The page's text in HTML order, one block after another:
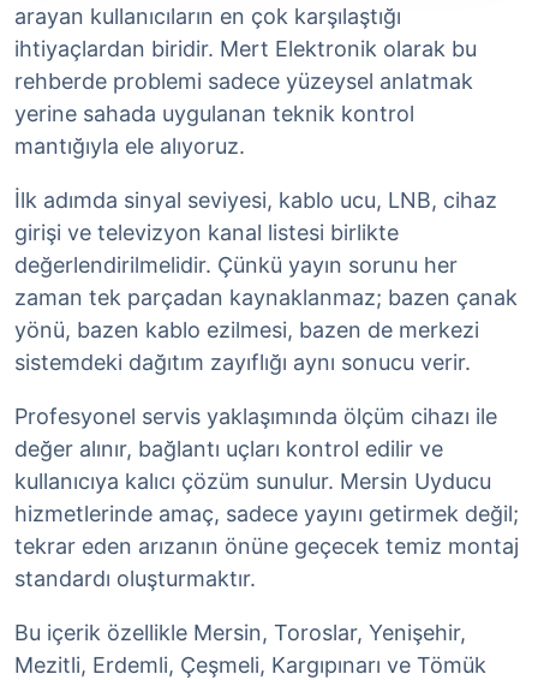
arayan kullanıcıların en çok karşılaştığı
ihtiyaçlardan biridir. Mert Elektronik olarak bu
rehberde problemi sadece yüzeysel anlatmak
yerine sahada uygulanan teknik kontrol
mantığıyla ele alıyoruz.
İlk adımda sinyal seviyesi, kablo ucu, LNB, cihaz
girişi ve televizyon kanal listesi birlikte
değerlendirilmelidir. Çünkü yayın sorunu her
zaman tek parçadan kaynaklanmaz; bazen çanak
yönü, bazen kablo ezilmesi, bazen de merkezi
sistemdeki dağıtım zayıflığı aynı sonucu verir.
Profesyonel servis yaklaşımında ölçüm cihazı ile
değer alınır, bağlantı uçları kontrol edilir ve
kullanıcıya kalıcı çözüm sunulur. Mersin Uyducu
hizmetlerinde amaç, sadece yayını getirmek değil;
tekrar eden arızanın önüne geçecek temiz montaj
standardı oluşturmaktır.
Bu içerik özellikle Mersin, Toroslar, Yenişehir,
Mezitli, Erdemli, Çeşmeli, Kargıpınarı ve Tömük